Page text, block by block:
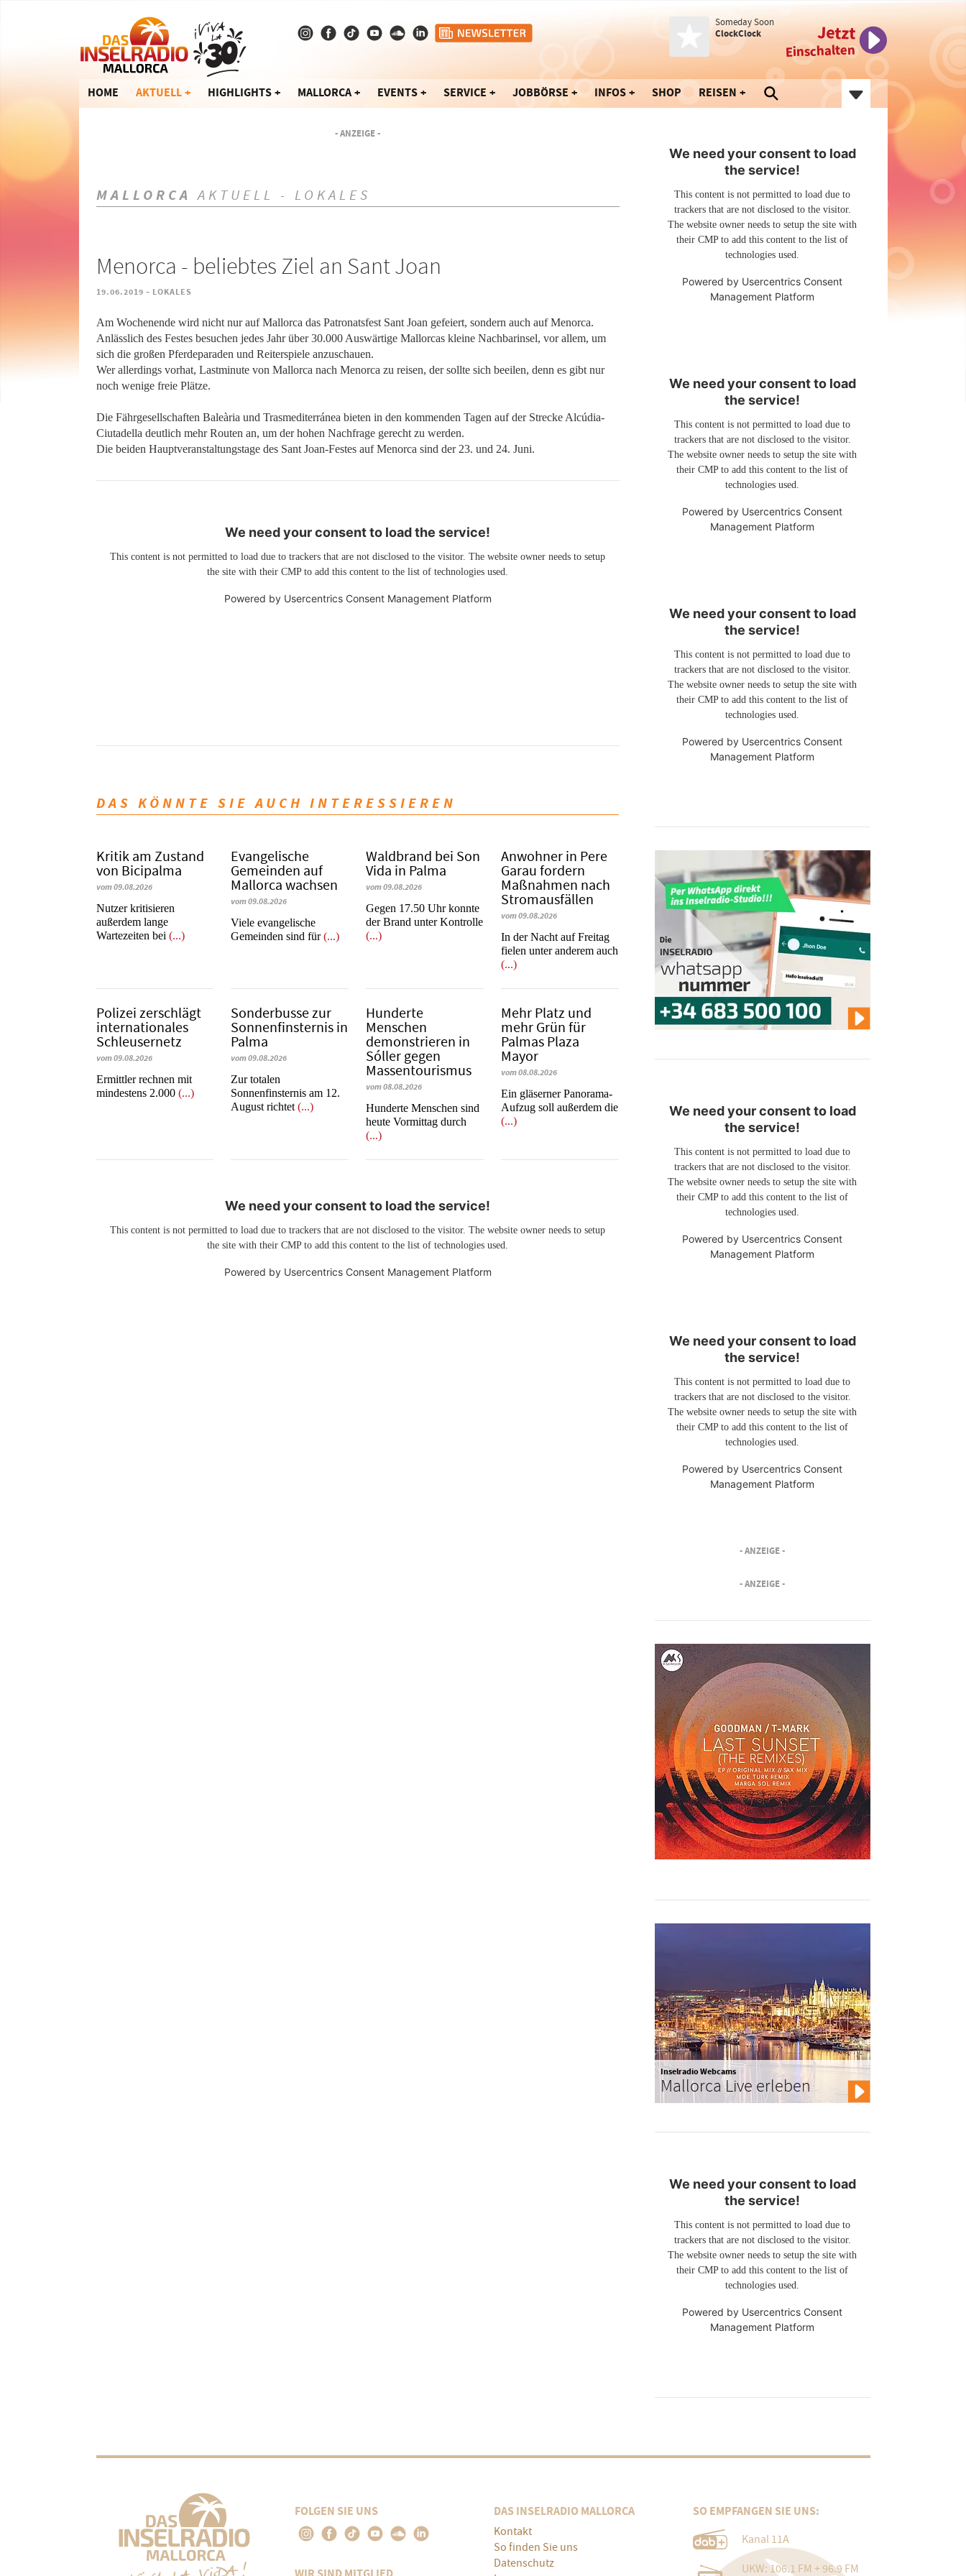
Someday Soon
ClockClock
Jetzt
Einschalten
HOME AKTUELL HIGHLIGHTS MALLORCA EVENTS SERVICE JOBBÖRSE INFOS SHOP REISEN
- ANZEIGE -
MALLORCA AKTUELL - LOKALES
Menorca - beliebtes Ziel an Sant Joan
19.06.2019 - LOKALES
Am Wochenende wird nicht nur auf Mallorca das Patronatsfest Sant Joan gefeiert, sondern auch auf Menorca.
Anlässlich des Festes besuchen jedes Jahr über 30.000 Auswärtige Mallorcas kleine Nachbarinsel, vor allem, um
sich die großen Pferdeparaden und Reiterspiele anzuschauen.
Wer allerdings vorhat, Lastminute von Mallorca nach Menorca zu reisen, der sollte sich beeilen, denn es gibt nur
noch wenige freie Plätze.
Die Fährgesellschaften Baleària und Trasmediterránea bieten in den kommenden Tagen auf der Strecke Alcúdia-
Ciutadella deutlich mehr Routen an, um der hohen Nachfrage gerecht zu werden.
Die beiden Hauptveranstaltungstage des Sant Joan-Festes auf Menorca sind der 23. und 24. Juni.
We need your consent to load the service!
This content is not permitted to load due to trackers that are not disclosed to the visitor. The website owner needs to setup
the site with their CMP to add this content to the list of technologies used.
Powered by Usercentrics Consent Management Platform
DAS KÖNNTE SIE AUCH INTERESSIEREN
Kritik am Zustand
von Bicipalma
vom 09.08.2026
Nutzer kritisieren
außerdem lange
Wartezeiten bei (...)
Evangelische
Gemeinden auf
Mallorca wachsen
vom 09.08.2026
Viele evangelische
Gemeinden sind für(...)
Waldbrand bei Son
Vida in Palma
vom 09.08.2026
Gegen 17.50 Uhr konnte
der Brand unter Kontrolle
(...)
Anwohner in Pere
Garau fordern
Maßnahmen nach
Stromausfällen
vom 09.08.2026
In der Nacht auf Freitag
fielen unter anderem auch
(...)
Polizei zerschlägt
internationales
Schleusernetz
vom 09.08.2026
Ermittler rechnen mit
mindestens 2.000 (...)
Sonderbusse zur
Sonnenfinsternis in
Palma
vom 09.08.2026
Zur totalen
Sonnenfinsternis am 12.
August richtet(...)
Hunderte
Menschen
demonstrieren in
Sóller gegen
Massentourismus
vom 08.08.2026
Hunderte Menschen sind
heute Vormittag durch
(...)
Mehr Platz und
mehr Grün für
Palmas Plaza
Mayor
vom 08.08.2026
Ein gläserner Panorama-
Aufzug soll außerdem die
(...)
We need your consent to load the service!
This content is not permitted to load due to trackers that are not disclosed to the visitor. The website owner needs to setup
the site with their CMP to add this content to the list of technologies used.
Powered by Usercentrics Consent Management Platform
We need your consent to load
the service!
This content is not permitted to load due to
trackers that are not disclosed to the visitor.
The website owner needs to setup the site with
their CMP to add this content to the list of
technologies used.
Powered by Usercentrics Consent
Management Platform
We need your consent to load
the service!
This content is not permitted to load due to
trackers that are not disclosed to the visitor.
The website owner needs to setup the site with
their CMP to add this content to the list of
technologies used.
Powered by Usercentrics Consent
Management Platform
We need your consent to load
the service!
This content is not permitted to load due to
trackers that are not disclosed to the visitor.
The website owner needs to setup the site with
their CMP to add this content to the list of
technologies used.
Powered by Usercentrics Consent
Management Platform
We need your consent to load
the service!
This content is not permitted to load due to
trackers that are not disclosed to the visitor.
The website owner needs to setup the site with
their CMP to add this content to the list of
technologies used.
Powered by Usercentrics Consent
Management Platform
We need your consent to load
the service!
This content is not permitted to load due to
trackers that are not disclosed to the visitor.
The website owner needs to setup the site with
their CMP to add this content to the list of
technologies used.
Powered by Usercentrics Consent
Management Platform
- ANZEIGE -
- ANZEIGE -
Inselradio Webcams
Mallorca Live erleben
We need your consent to load
the service!
This content is not permitted to load due to
trackers that are not disclosed to the visitor.
The website owner needs to setup the site with
their CMP to add this content to the list of
technologies used.
Powered by Usercentrics Consent
Management Platform
FOLGEN SIE UNS DAS INSELRADIO MALLORCA
Kontakt
So finden Sie uns
Datenschutz
SO EMPFANGEN SIE UNS:
Kanal 11A
UKW: 106.1 FM + 96.9 FM